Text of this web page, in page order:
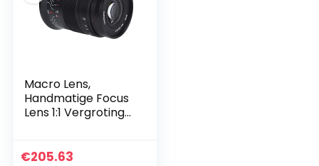
Macro Lens,
Handmatige Focus
Lens 1:1 Vergroting
Reductie voor M
€205.63